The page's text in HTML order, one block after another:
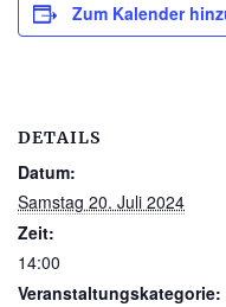
Zum Kalender
DETAILS
Datum:
Samstag 20. Juli 2024
Zeit:
14:00
Veranstaltungskategorie: